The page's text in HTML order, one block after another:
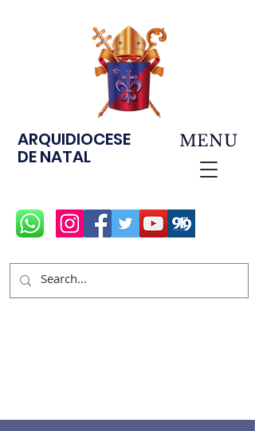
ARQUIDIOCESE
DE NATAL
MENU